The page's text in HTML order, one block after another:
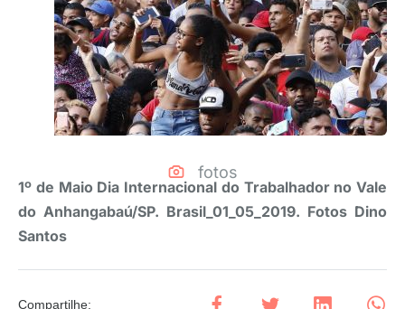
fotos
1º de Maio Dia Internacional do Trabalhador no Vale
do Anhangabaú/SP. Brasil_01_05_2019. Fotos Dino
Santos
Compartilhe: